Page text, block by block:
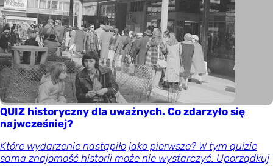
QUIZ historyczny dla uważnych. Co zdarzyło się
najwcześniej?
Które wydarzenie nastąpiło jako pierwsze? W tym quizie
sama znajomość historii może nie wystarczyć. Uporządkuj